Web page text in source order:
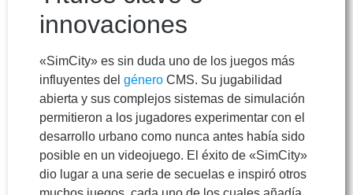
innovaciones
«SimCity» es sin duda uno de los juegos más
influyentes del género CMS. Su jugabilidad
abierta y sus complejos sistemas de simulación
permitieron a los jugadores experimentar con el
desarrollo urbano como nunca antes había sido
posible en un videojuego. El éxito de «SimCity»
dio lugar a una serie de secuelas e inspiró otros